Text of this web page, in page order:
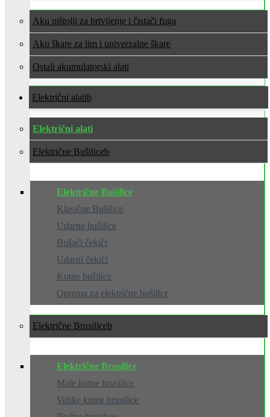
Aku pištolji za brtvljenje i čistači fuga
Aku škare za lim i univerzalne škare
Ostali akumulatorski alati
Električni alati
Električni alati
Električne Bušilice
Električne Bušilice
Klasične Bušilice
Udarne bušilice
Bušaći čekići
Udarni čekići
Kutne bušilice
Oprema za električne bušilice
Električne Brusilice
Električne Brusilice
Male kutne brusilice
Velike kutne brusilice